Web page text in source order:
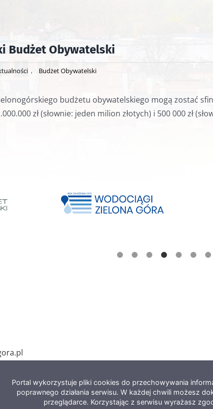
Budżet Obywatelski
, Budżet Obywatelski
budżetu obywatelskiego mogą zostać
zł (słownie: jeden milion złotych) i 500 000 zł
Portal wykorzystuje pliki cookies do przechowywania
poprawnego działania serwisu. W każdej chwili możesz
przeglądarce. Korzystając z serwisu wyrażasz